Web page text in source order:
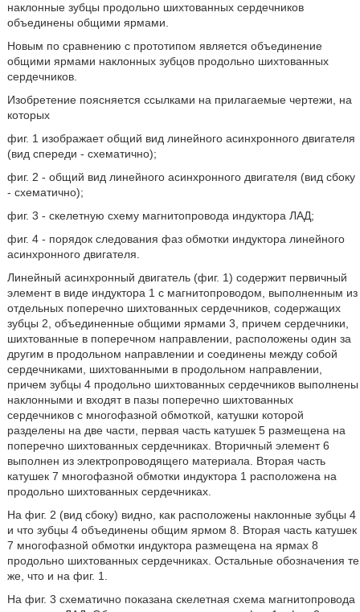
наклонные зубцы продольно шихтованных сердечников
объединены общими ярмами.
Новым по сравнению с прототипом является объединение
общими ярмами наклонных зубцов продольно шихтованных
сердечников.
Изобретение поясняется ссылками на прилагаемые чертежи, на
которых
фиг. 1 изображает общий вид линейного асинхронного двигателя
(вид спереди - схематично);
фиг. 2 - общий вид линейного асинхронного двигателя (вид сбоку
- схематично);
фиг. 3 - скелетную схему магнитопровода индуктора ЛАД;
фиг. 4 - порядок следования фаз обмотки индуктора линейного
асинхронного двигателя.
Линейный асинхронный двигатель (фиг. 1) содержит первичный
элемент в виде индуктора 1 с магнитопроводом, выполненным из
отдельных поперечно шихтованных сердечников, содержащих
зубцы 2, объединенные общими ярмами 3, причем сердечники,
шихтованные в поперечном направлении, расположены один за
другим в продольном направлении и соединены между собой
сердечниками, шихтованными в продольном направлении,
причем зубцы 4 продольно шихтованных сердечников выполнены
наклонными и входят в пазы поперечно шихтованных
сердечников с многофазной обмоткой, катушки которой
разделены на две части, первая часть катушек 5 размещена на
поперечно шихтованных сердечниках. Вторичный элемент 6
выполнен из электропроводящего материала. Вторая часть
катушек 7 многофазной обмотки индуктора 1 расположена на
продольно шихтованных сердечниках.
На фиг. 2 (вид сбоку) видно, как расположены наклонные зубцы 4
и что зубцы 4 объединены общим ярмом 8. Вторая часть катушек
7 многофазной обмотки индуктора размещена на ярмах 8
продольно шихтованных сердечниках. Остальные обозначения те
же, что и на фиг. 1.
На фиг. 3 схематично показана скелетная схема магнитопровода